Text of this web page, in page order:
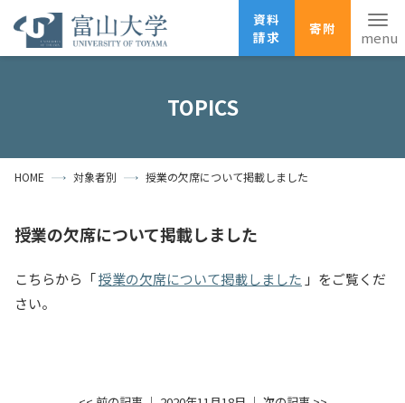
資料
請求
寄附
資料請求
寄附
広報刊行物
受験生の方 地域・一般の方
卒業生の方 在学生の方 教職員の方
TOPICS
HOME 対象者別 授業の欠席について掲載しました
授業の欠席について掲載しました
こちらから「授業の欠席について掲載しました 」をご覧くだ
さい。